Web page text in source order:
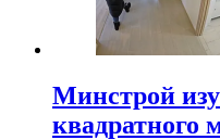
Минстрой
квадратного